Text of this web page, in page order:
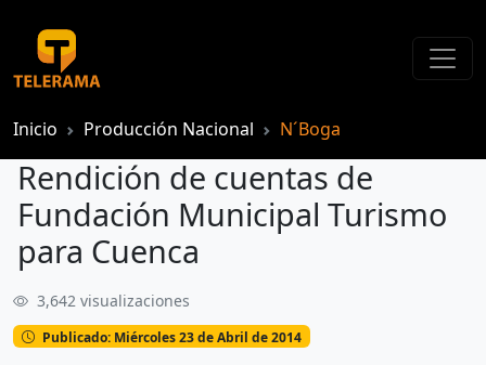
Inicio Producción Nacional N´Boga
Rendición de cuentas de
Fundación Municipal Turismo
para Cuenca
3,642 visualizaciones
Publicado: Miércoles 23 de Abril de 2014